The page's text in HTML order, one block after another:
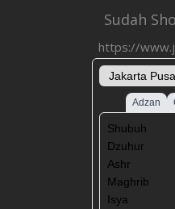
Sudah
https://